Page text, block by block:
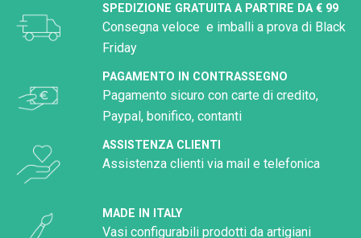
SPEDIZIONE GRATUITA A PARTIRE DA € 99
Consegna veloce e imballi a prova di Black
Friday
PAGAMENTO IN CONTRASSEGNO
Pagamento sicuro con carte di credito,
Paypal, bonifico, contanti
ASSISTENZA CLIENTI
Assistenza clienti via mail e telefonica
MADE IN ITALY
Vasi configurabili prodotti da artigiani